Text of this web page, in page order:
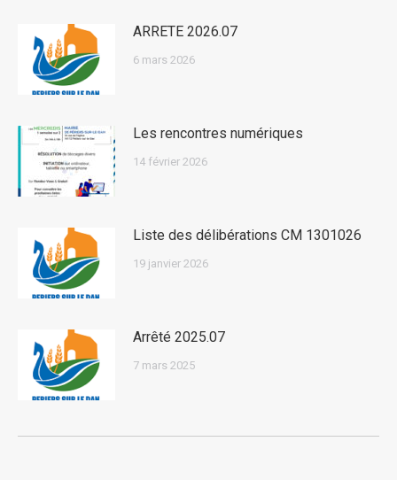
ARRETE 2026.07
6 mars 2026
Les rencontres numériques
14 février 2026
Liste des délibérations CM 1301026
19 janvier 2026
Arrêté 2025.07
7 mars 2025